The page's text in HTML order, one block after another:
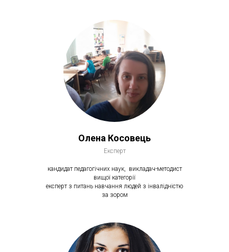
Олена Косовець
Експерт
кандидат педагогічних наук, викладач-методист
вищої категорії
експерт з питань навчання людей з інвалідністю
за зором